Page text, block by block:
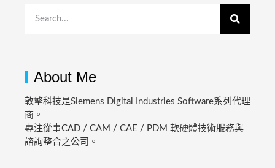
About Me
敦擎科技是Siemens Digital Industries Software系列代理
商。
專注從事CAD / CAM / CAE / PDM 軟硬體技術服務與
諮詢整合之公司。